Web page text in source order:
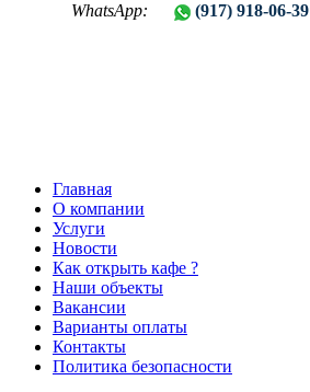
WhatsApp:
(917) 918-06-39
Главная
О компании
Услуги
Новости
Как открыть кафе ?
Наши объекты
Вакансии
Варианты оплаты
Контакты
Политика безопасности